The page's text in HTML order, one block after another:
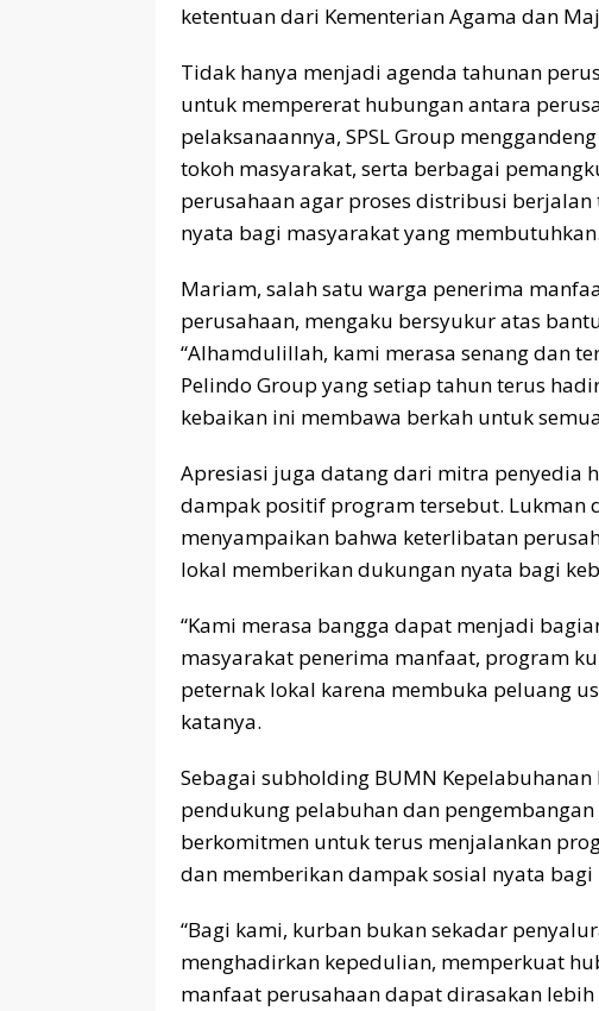
ketentuan dari Kementerian Agama dan
Tidak hanya menjadi agenda tahunan
untuk mempererat hubungan antara
pelaksanaannya, SPSL Group
tokoh masyarakat, serta berbagai
perusahaan agar proses distribusi
nyata bagi masyarakat yang membutuhkan.
Mariam, salah satu warga penerima
perusahaan, mengaku bersyukur atas
“Alhamdulillah, kami merasa senang dan
Pelindo Group yang setiap tahun terus
kebaikan ini membawa berkah untuk
Apresiasi juga datang dari mitra penyedia
dampak positif program tersebut. Lukman
menyampaikan bahwa keterlibatan
lokal memberikan dukungan nyata bagi
“Kami merasa bangga dapat menjadi
masyarakat penerima manfaat, program
peternak lokal karena membuka peluang
katanya.
Sebagai subholding BUMN
pendukung pelabuhan dan pengembangan
berkomitmen untuk terus menjalankan
dan memberikan dampak sosial nyata bagi
“Bagi kami, kurban bukan sekadar
menghadirkan kepedulian, memperkuat
manfaat perusahaan dapat dirasakan